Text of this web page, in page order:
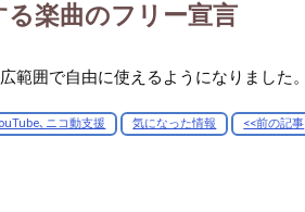
る楽曲のフリー宣言
範囲で自由に使えるようになりました。
､ニコ動支援 気になった情報 <<前の記事